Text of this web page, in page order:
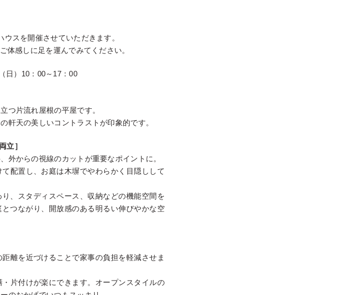
スを開催させていただきます。
体感しに足を運んでみてください。
日）10：00～17：00
つ片流れ屋根の平屋です。
軒天の美しいコントラストが印象的です。
立］
外からの視線のカットが重要なポイントに。
配置し、お庭は木塀でやわらかく目隠しして
、スタディスペース、収納などの機能空間を
つながり、開放感のある明るい伸びやかな空
離を近づけることで家事の負担を軽減させま
片付けが楽にできます。オープンスタイルの